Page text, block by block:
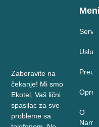
Zaboravite na
čekanje! Mi smo
Ekotel, Vaš lični
spasilac za sve
probleme sa
Meni
Servis
Usluge
O
Nama